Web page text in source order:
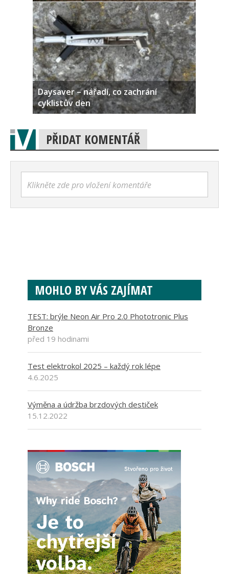
Daysaver – nářadí, co zachrání
cyklistův den
PŘIDAT KOMENTÁŘ
Klikněte zde pro vložení komentáře
MOHLO BY VÁS ZAJÍMAT
TEST: brýle Neon Air Pro 2.0 Phototronic Plus
Bronze
před 19 hodinami
Test elektrokol 2025 – každý rok lépe
4.6.2025
Výměna a údržba brzdových destiček
15.12.2022